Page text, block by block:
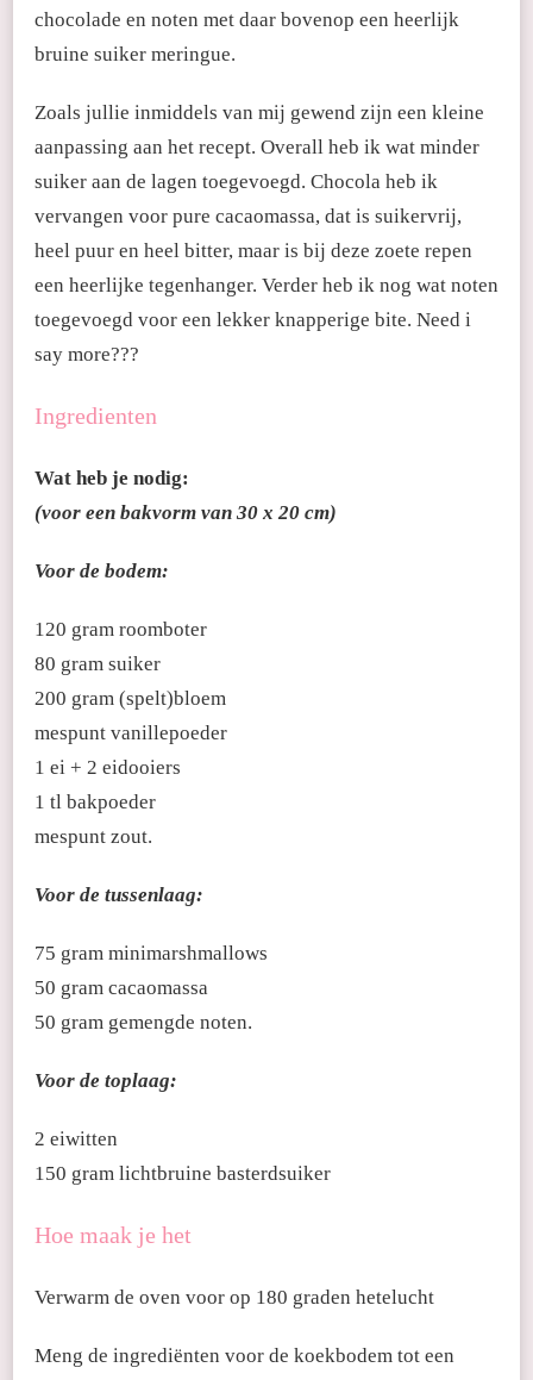
chocolade en noten met daar bovenop een heerlijk
bruine suiker meringue.
Zoals jullie inmiddels van mij gewend zijn een kleine
aanpassing aan het recept. Overall heb ik wat minder
suiker aan de lagen toegevoegd. Chocola heb ik
vervangen voor pure cacaomassa, dat is suikervrij,
heel puur en heel bitter, maar is bij deze zoete repen
een heerlijke tegenhanger. Verder heb ik nog wat noten
toegevoegd voor een lekker knapperige bite. Need i
say more???
Ingredienten
Wat heb je nodig:
(voor een bakvorm van 30 x 20 cm)
Voor de bodem:
120 gram roomboter
80 gram suiker
200 gram (spelt)bloem
mespunt vanillepoeder
1 ei + 2 eidooiers
1 tl bakpoeder
mespunt zout.
Voor de tussenlaag:
75 gram minimarshmallows
50 gram cacaomassa
50 gram gemengde noten.
Voor de toplaag:
2 eiwitten
150 gram lichtbruine basterdsuiker
Hoe maak je het
Verwarm de oven voor op 180 graden hetelucht
Meng de ingrediënten voor de koekbodem tot een